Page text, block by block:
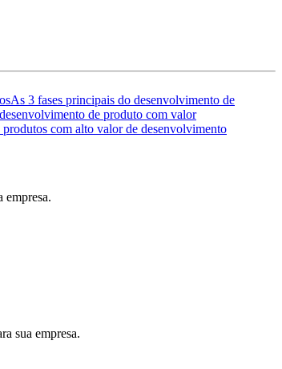
As 3 fases principais do desenvolvimento de
de produto com valor
produtos com alto valor de desenvolvimento
empresa.
sua empresa.